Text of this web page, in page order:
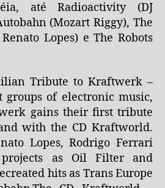
até Radioactivity (DJ
(Mozart Riggy), The
Lopes) e The Robots
Tribute to Kraftwerk –
groups of electronic music,
gains their first tribute
with the CD Kraftworld.
Lopes, Rodrigo Ferrari
as Oil Filter and
hits as Trans Europe